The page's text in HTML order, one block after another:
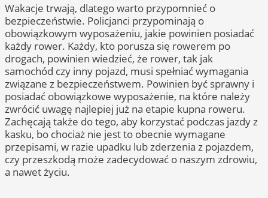
Wakacje trwają, dlatego warto przypomnieć o
bezpieczeństwie. Policjanci przypominają o
obowiązkowym wyposażeniu, jakie powinien posiadać
każdy rower. Każdy, kto porusza się rowerem po
drogach, powinien wiedzieć, że rower, tak jak
samochód czy inny pojazd, musi spełniać wymagania
związane z bezpieczeństwem. Powinien być sprawny i
posiadać obowiązkowe wyposażenie, na które należy
zwrócić uwagę najlepiej już na etapie kupna roweru.
Zachęcają także do tego, aby korzystać podczas jazdy z
kasku, bo chociaż nie jest to obecnie wymagane
przepisami, w razie upadku lub zderzenia z pojazdem,
czy przeszkodą może zadecydować o naszym zdrowiu,
a nawet życiu.